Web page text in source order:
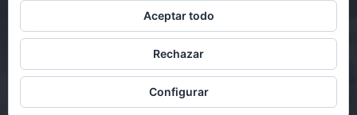
Abogados en Dos Hermanas 08/09/2026
Aceptar todo
Rechazar
Configurar